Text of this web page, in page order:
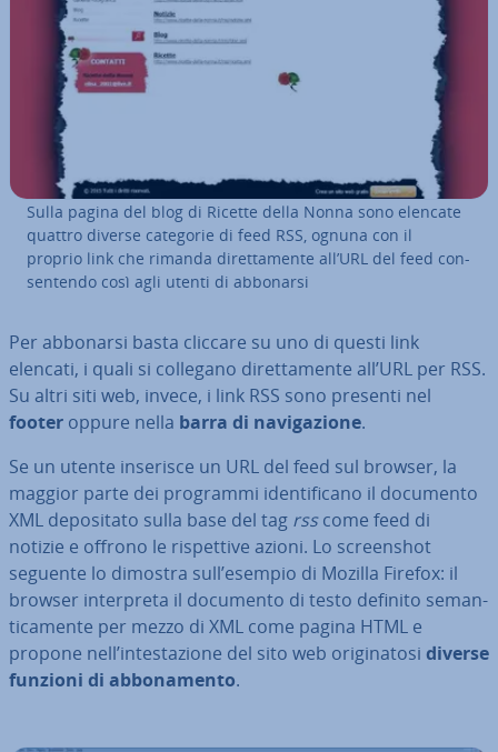
Sulla pagina del blog di Ricette della Nonna sono elencate
quattro diverse categorie di feed RSS, ognuna con il
proprio link che rimanda di­ret­ta­men­te all’URL del feed con­
sen­ten­do così agli utenti di abbonarsi
Per abbonarsi basta cliccare su uno di questi link
elencati, i quali si collegano di­ret­ta­men­te all’URL per RSS.
Su altri siti web, invece, i link RSS sono presenti nel
footer oppure nella barra di na­vi­ga­zio­ne.
Se un utente inserisce un URL del feed sul browser, la
maggior parte dei programmi iden­ti­fi­ca­no il documento
XML de­po­si­ta­to sulla base del tag rsscome feed di
notizie e offrono le ri­spet­ti­ve azioni. Lo screen­shot
seguente lo dimostra sull’esempio di Mozilla Firefox: il
browser in­ter­pre­ta il documento di testo definito se­man­
ti­ca­men­te per mezzo di XML come pagina HTML e
propone nell’in­te­sta­zio­ne del sito web ori­gi­na­to­si diverse
funzioni di ab­bo­na­men­to.